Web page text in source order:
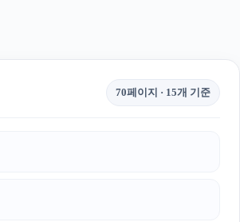
70페이지 · 15개 기준